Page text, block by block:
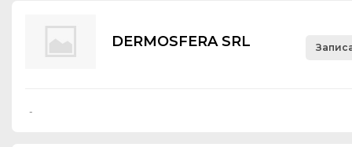
DERMOSFERA SRL
-